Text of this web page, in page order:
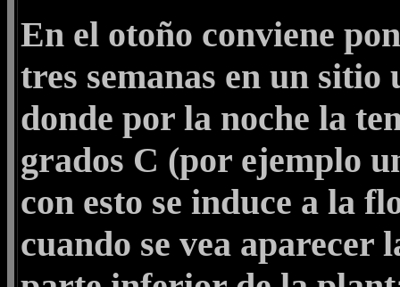
En el otoño conviene
tres semanas en un sitio
donde por la noche la
grados C (por ejemplo
con esto se induce a la
cuando se vea aparecer